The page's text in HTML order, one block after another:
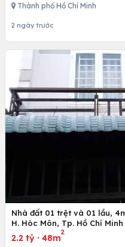
Thành phố Hồ Chí Minh
2 ngày trước
Nhà đất 01 trệt và 01 lầu, 4mx12m ở đường Nguyễn Thị Sáu,
H. Hóc Môn, Tp. Hồ Chí Minh
2.2 tỷ · 48m
2